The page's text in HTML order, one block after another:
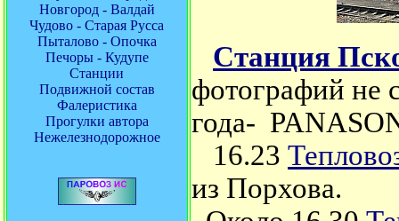
Новгород - Валдай
Чудово - Старая Русса
Пыталово - Опочка
Печоры - Кудупе
Станции
Подвижной состав
Фалеристика
Прогулки автора
Нежелезнодорожное
Станция
фотографий не
года-
16.23
из Порхова.